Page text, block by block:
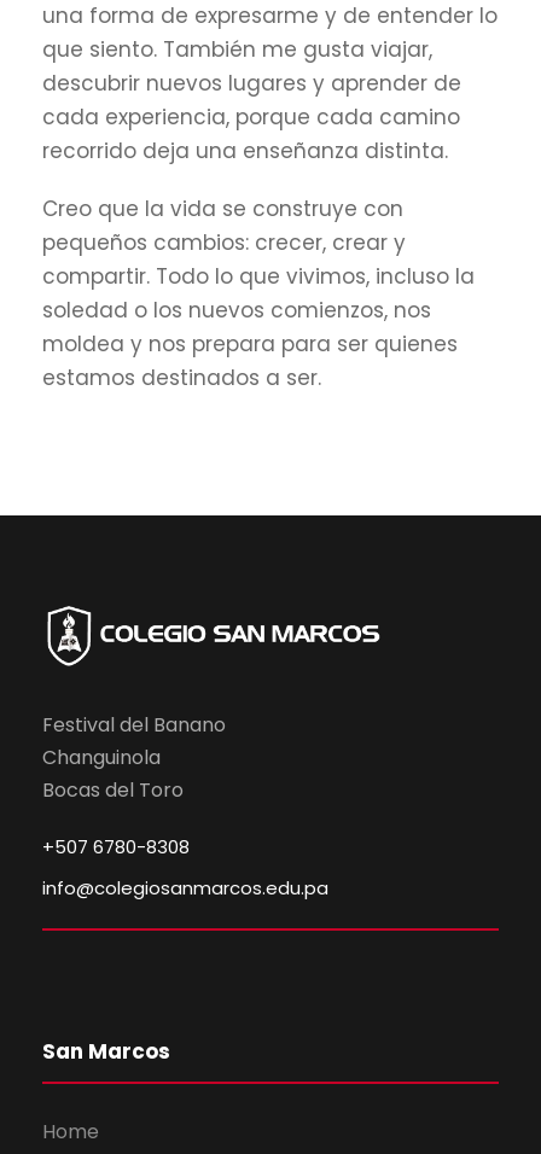
una forma de expresarme y de entender lo
que siento. También me gusta viajar,
descubrir nuevos lugares y aprender de
cada experiencia, porque cada camino
recorrido deja una enseñanza distinta.
Creo que la vida se construye con
pequeños cambios: crecer, crear y
compartir. Todo lo que vivimos, incluso la
soledad o los nuevos comienzos, nos
moldea y nos prepara para ser quienes
estamos destinados a ser.
Festival del Banano
Changuinola
Bocas del Toro
+507 6780-8308
info@colegiosanmarcos.edu.pa
San Marcos
Home